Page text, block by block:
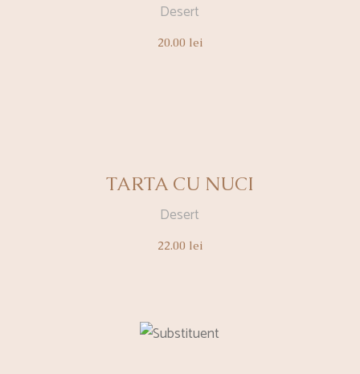
Desert
20.00 lei
TARTA CU NUCI
Desert
22.00 lei